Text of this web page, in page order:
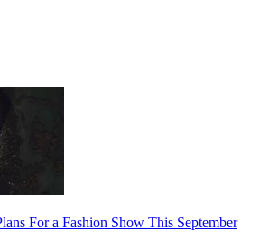
For a Fashion Show This September